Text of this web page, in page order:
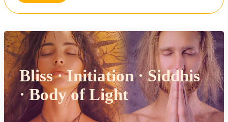
Bliss · Initiation · Siddhis
· Body of Light